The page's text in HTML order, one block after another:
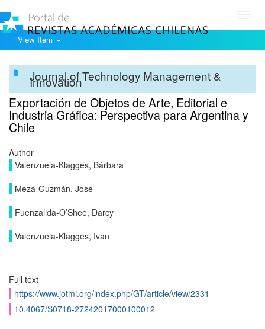
View Item
Journal of Technology Management &
Innovation
Exportación de Objetos de Arte, Editorial e
Industria Gráfica: Perspectiva para Argentina y
Chile
Author
Valenzuela-Klagges, Bárbara
Meza-Guzmán, José
Fuenzalida-O’Shee, Darcy
Valenzuela-Klagges, Ivan
Full text
https://www.jotmi.org/index.php/GT/article/view/2331
10.4067/S0718-27242017000100012